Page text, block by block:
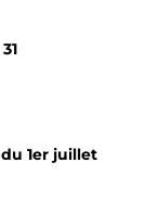
31
du 1er juillet